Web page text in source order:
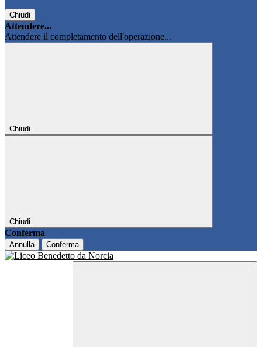
Chiudi
Attendere...
Attendere il completamento dell'operazione...
Chiudi
Chiudi
Conferma
Annulla Conferma